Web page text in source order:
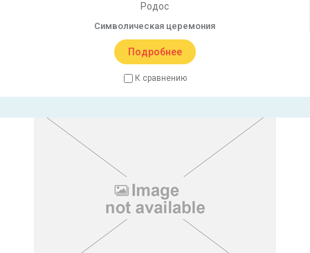
Родос
Символическая церемония
Подробнее
К сравнению